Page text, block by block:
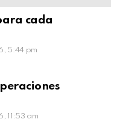
cada
5:44 pm
11:53 am